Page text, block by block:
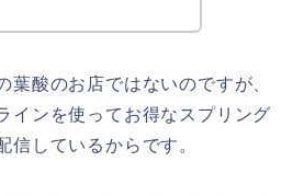
葉酸のお店ではないのですが、
インを使ってお得なスプリング
信しているからです。